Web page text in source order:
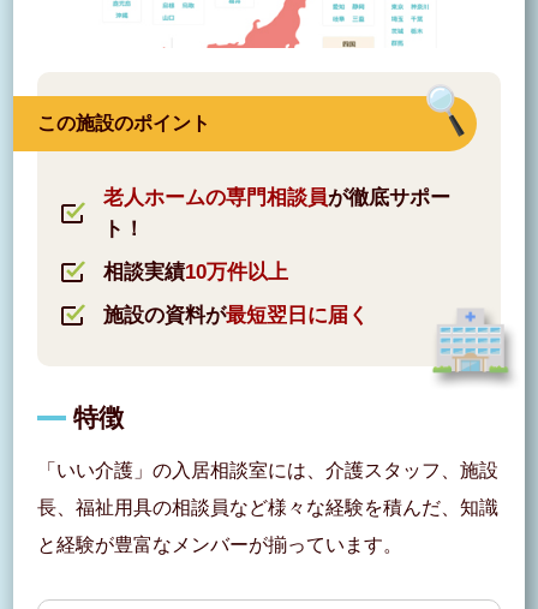
この施設のポイント
老人ホームの専門相談員が徹底サポー
ト！
相談実績10万件以上
施設の資料が最短翌日に届く
特徴
「いい介護」の入居相談室には、介護スタッフ、施設
長、福祉用具の相談員など様々な経験を積んだ、知識
と経験が豊富なメンバーが揃っています。